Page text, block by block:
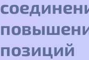
позиций